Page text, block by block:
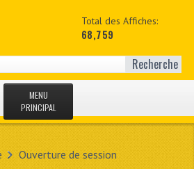
Total des Affiches:
68,759
Recherche
MENU
PRINCIPAL
Ouverture de session